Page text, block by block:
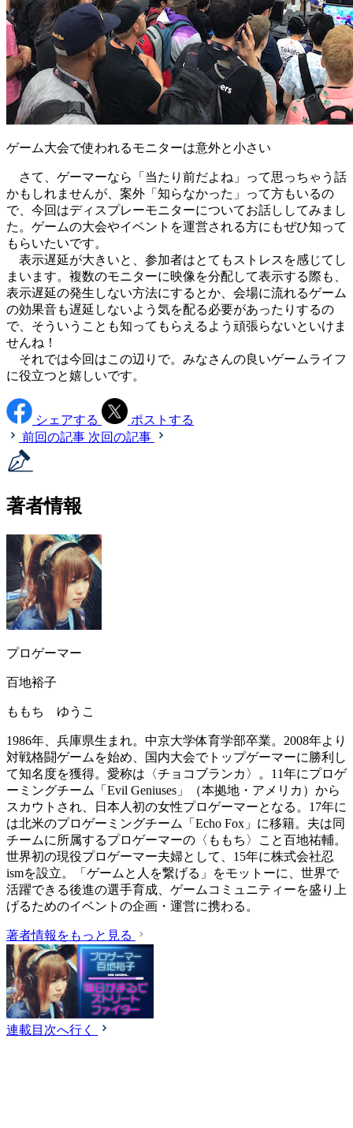
ゲーム大会で使われるモニターは意外と小さい
さて、ゲーマーなら「当たり前だよね」って思っちゃう話
かもしれませんが、案外「知らなかった」って方もいるの
で、今回はディスプレーモニターについてお話ししてみまし
た。ゲームの大会やイベントを運営される方にもぜひ知って
もらいたいです。
表示遅延が大きいと、参加者はとてもストレスを感じてし
まいます。複数のモニターに映像を分配して表示する際も、
表示遅延の発生しない方法にするとか、会場に流れるゲーム
の効果音も遅延しないよう気を配る必要があったりするの
で、そういうことも知ってもらえるよう頑張らないといけま
せんね！
それでは今回はこの辺りで。みなさんの良いゲームライフ
に役立つと嬉しいです。
シェアする
ポストする
前回の記事 次回の記事
著者情報
プロゲーマー
百地裕子
ももち ゆうこ
1986年、兵庫県生まれ。中京大学体育学部卒業。2008年より
対戦格闘ゲームを始め、国内大会でトップゲーマーに勝利し
て知名度を獲得。愛称は〈チョコブランカ〉。11年にプロゲ
ーミングチーム「Evil Geniuses」（本拠地・アメリカ）から
スカウトされ、日本人初の女性プロゲーマーとなる。17年に
は北米のプロゲーミングチーム「Echo Fox」に移籍。夫は同
チームに所属するプロゲーマーの〈ももち〉こと百地祐輔。
世界初の現役プロゲーマー夫婦として、15年に株式会社忍
ismを設立。「ゲームと人を繋げる」をモットーに、世界で
活躍できる後進の選手育成、ゲームコミュニティーを盛り上
げるためのイベントの企画・運営に携わる。
著者情報をもっと見る
連載目次へ行く